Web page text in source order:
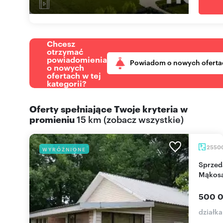
Chcesz
otrzymać
powiadomienia
o nowych
ofertach w tej
kategorii?
Powiadom o nowych
Oferty spełniające Twoje kryteria w
promieniu15 km (zobacz wszystkie)
WYRÓŻNIONE
Sprzedam działkę 25 600 m² z domem i lasem w
500